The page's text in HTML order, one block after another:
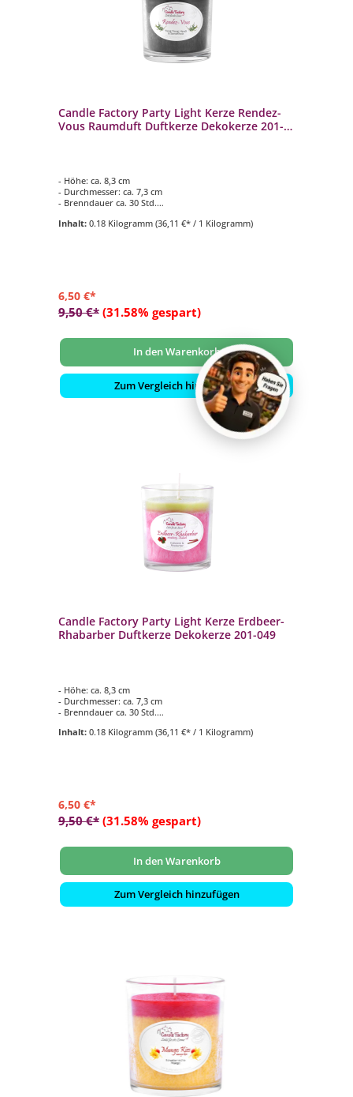
Candle Factory Party Light Kerze Rendez-
Vous Raumduft Duftkerze Dekokerze 201-
- Höhe: ca. 8,3 cm
- Durchmesser: ca. 7,3 cm
- Brenndauer ca. 30 Std.
Sandelholz
Inhalt: 0.18 Kilogramm (36,11 €* / 1 Kilogramm)
6,50 €*
9,50 €* (31.58% gespart)
In den Warenkorb
Zum Vergleich hinzufügen
Candle Factory Party Light Kerze Erdbeer-
Rhabarber Duftkerze Dekokerze 201-049
- Höhe: ca. 8,3 cm
- Durchmesser: ca. 7,3 cm
- Brenndauer ca. 30 Std.
- für den Innen- und Aussenbereich geeignet
Inhalt: 0.18 Kilogramm (36,11 €* / 1 Kilogramm)
6,50 €*
9,50 €* (31.58% gespart)
In den Warenkorb
Zum Vergleich hinzufügen